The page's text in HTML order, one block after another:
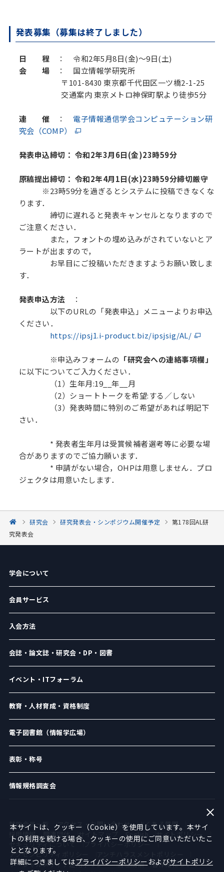
発表募集（募集は終了しました）
日 程 ： 令和2年5月8日(金)～9日(土)
会 場 ： 国立情報学研究所
〒101-8430 東京都千代田区一ツ橋2-1-25
交通案内 東京メトロ神保町駅より徒歩5分
連 催 ： 電子情報通信学会コンピュテーション研
究会（COMP）
発表申込締切： 令和2年3月6日(金)23時59分
原稿提出締切： 令和2年4月1日(水)23時59分締切厳守
※23時59分を過ぎるとシステムに投稿できなくな
ります．
締切に遅れると発表キャンセルとなりますので
ご注意ください．
また，フォントの埋め込みがされていないとア
ラートが出ますので，
お早目にご投稿いただきますようお願い致しま
す．
発表申込方法 ：
以下のURLの「発表申込」メニューよりお申込
ください．
https://ipsj1.i-product.biz/ipsjsig/AL/
※申込みフォームの 「研究会への連絡事項欄」
に以下についてご入力ください．
（1）生年月:19__年__月
（2）ショートトークを希望:する／しない
（3）発表時間に特別のご希望があれば明記下
さい．
* 発表者生年月は受賞候補者選考等に必要な場
合がありますのでご協力願います．
* 申請がない場合，OHPは用意しません．プロ
ジェクタは用意いたします．
研究会 研究発表会・シンポジウム開催予定
第178回AL研
究発表会
学会について
会員サービス
入会方法
会誌・論文誌・研究会・DP・図書
イベント・ITフォーラム
教育・人材育成・資格制度
電子図書館（情報学広場）
表彰・称号
情報規格調査会
賛助会員一覧 アクセス・お問い合わせ
よくある質問
採用情報
関連団体 サイトマップ English
サイトポリシー
セキュリティについて
プライバシーポリシー
アクセシビリティポリシー
ソーシャルメディア運用ポリシー
倫理綱領
著作権について
本サイトは、クッキー（Cookie）を使用しています。本サイ
トの利用を続ける場合、クッキーの使用にご同意いただいたこ
ととなります。
詳細につきましてはプライバシーポリシー およびサイトポリシ